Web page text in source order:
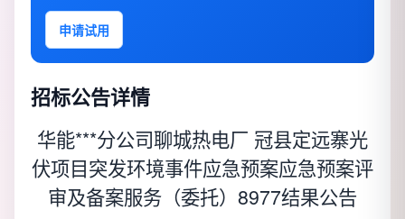
申请试用
招标公告详情
华能***分公司聊城热电厂 冠县定远寨光
伏项目突发环境事件应急预案应急预案评
审及备案服务（委托）8977结果公告